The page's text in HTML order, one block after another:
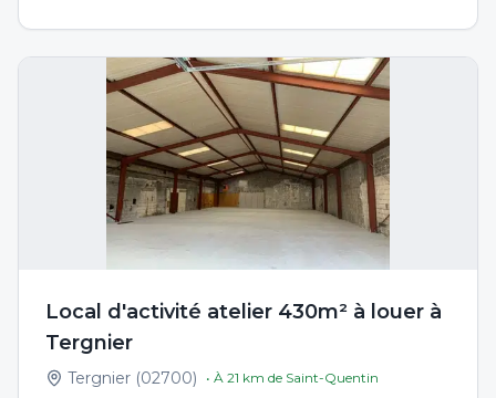
Local d'activité atelier 430m² à louer à
Tergnier
Tergnier (02700) • À 21 km de Saint-Quentin